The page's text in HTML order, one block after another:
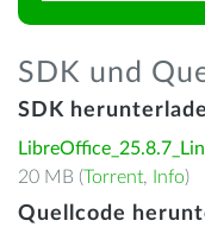
SDK und
SDK
20 MB (Torrent, Info)
Quellcode